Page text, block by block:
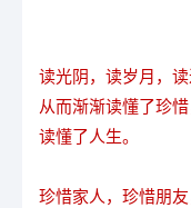
读光阴，读岁月，读
从而渐渐读懂了珍惜
读懂了人生。
珍惜家人，珍惜朋友